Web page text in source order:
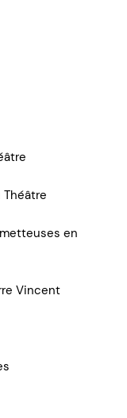
Théâtre
en
Vincent